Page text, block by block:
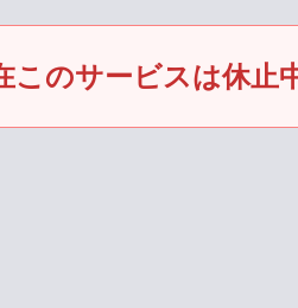
このサービスは休止